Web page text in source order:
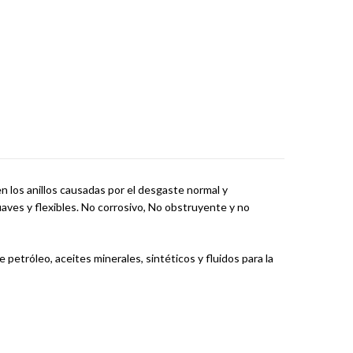
los anillos causadas por el desgaste normal y
y flexibles. No corrosivo, No obstruyente y no
petróleo, aceites minerales, sintéticos y fluidos para la